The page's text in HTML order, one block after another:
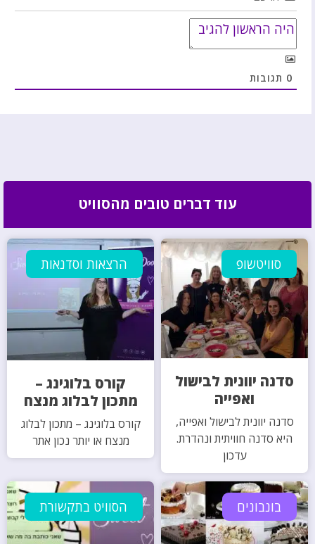
0 תגובות
עוד דברים טובים מהסוויט
סוויטשופ
סדנה יוונית לבישול
ואפייה
סדנה יוונית לבישול ואפייה,
היא סדנה חוויתית ונהדרת.
עדכון
הרצאות וסדנאות
קורס בלוגינג –
מתכון לבלוג מנצח
קורס בלוגינג – מתכון לבלוג
מנצח או יותר נכון אתר
בונבונים הסוויט בתקשורת